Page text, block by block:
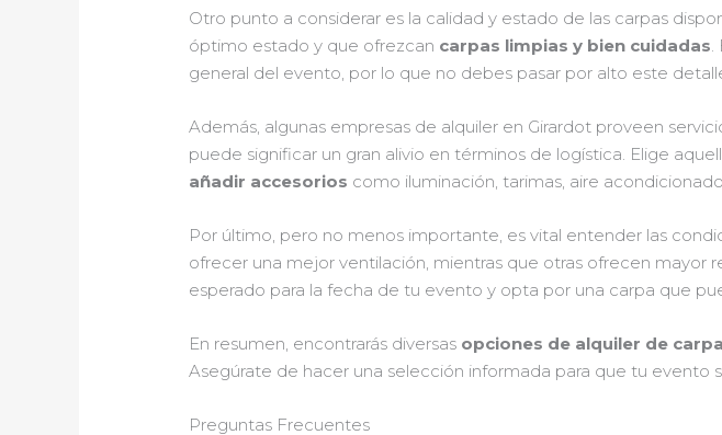
Otro punto a considerar es la calidad y estado de las carpas
óptimo estado y que ofrezcan carpas limpias y bien cuidadas.
general del evento, por lo que no debes pasar por alto este
Además, algunas empresas de alquiler en Girardot proveen
puede significar un gran alivio en términos de logística. Elige
añadir accesorios como iluminación, tarimas, aire
Por último, pero no menos importante, es vital entender las
ofrecer una mejor ventilación, mientras que otras ofrecen mayor
esperado para la fecha de tu evento y opta por una carpa que
En resumen, encontrarás diversas opciones de alquiler de
Asegúrate de hacer una selección informada para que tu evento
Preguntas Frecuentes